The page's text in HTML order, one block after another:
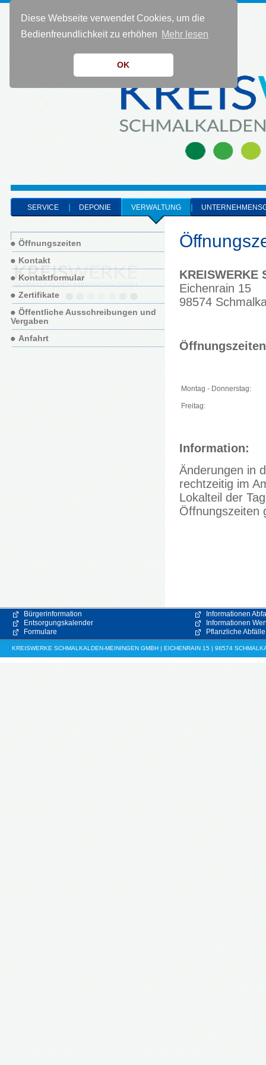
Diese Webseite verwendet Cookies, um die
Bedienfreundlichkeit zu erhöhen Mehr lesen
OK
KONTAKT 0 36 83 - 40 91 0
SERVICE DEPONIE VERWALTUNG
Eichenrain 15
98574
Montag - Donnerstag:
Freitag:
Information:
Änderungen in
rechtzeitig im
Lokalteil der
Öffnungszeiten
Öffnungszeiten
Kontakt
Kontaktformular
Zertifikate
Öffentliche Ausschreibungen und
Vergaben
Anfahrt
Bürgerinformation
Entsorgungskalender
Formulare
Informationen
Informationen
Pflanzliche Abfälle
KREISWERKE SCHMALKALDEN-MEININGEN GMBH | EICHENRAIN 15 | 98574